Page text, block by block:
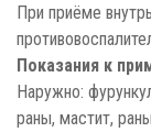
При приёме
Показания к
Наружно:
раны, мастит,